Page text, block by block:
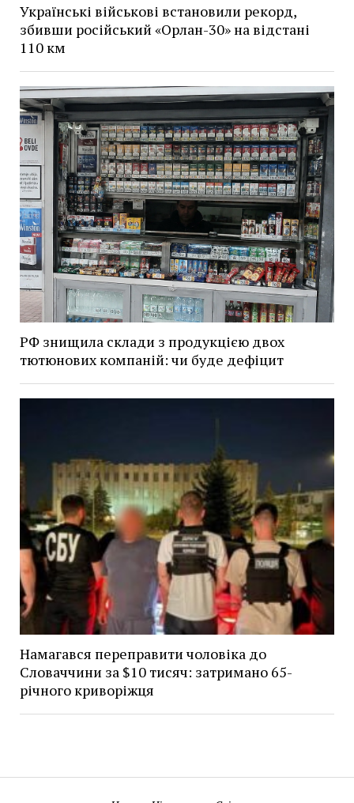
Українські військові встановили рекорд,
збивши російський «Орлан-30» на відстані
110 км
РФ знищила склади з продукцією двох
тютюнових компаній: чи буде дефіцит
Намагався переправити чоловіка до
Словаччини за $10 тисяч: затримано 65-
річного криворіжця